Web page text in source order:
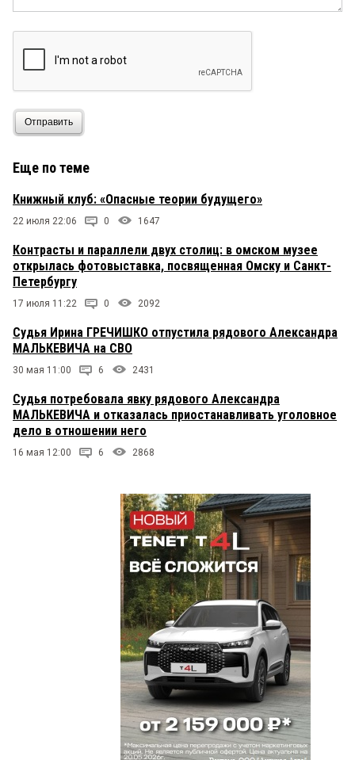
Отправить
Еще по теме
Книжный клуб: «Опасные теории будущего»
22 июля 22:06 0 1647
Контрасты и параллели двух столиц: в омском музее
открылась фотовыставка, посвященная Омску и Санкт-
Петербургу
17 июля 11:22 0 2092
Судья Ирина ГРЕЧИШКО отпустила рядового Александра
МАЛЬКЕВИЧА на СВО
30 мая 11:00 6 2431
Судья потребовала явку рядового Александра
МАЛЬКЕВИЧА и отказалась приостанавливать уголовное
дело в отношении него
16 мая 12:00 6 2868